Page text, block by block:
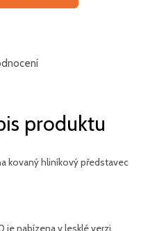
produktu
kovaný hliníkový představec
nabízena v lesklé verzi